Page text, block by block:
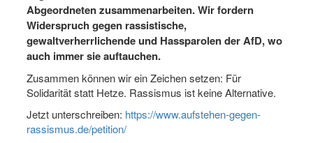
Abgeordneten zusammenarbeiten. Wir fordern
Widerspruch gegen rassistische,
gewaltverherrlichende und Hassparolen der AfD, wo
auch immer sie auftauchen.
Zusammen können wir ein Zeichen setzen: Für
Solidarität statt Hetze. Rassismus ist keine Alternative.
Jetzt unterschreiben: https://www.aufstehen-gegen-
rassismus.de/petition/